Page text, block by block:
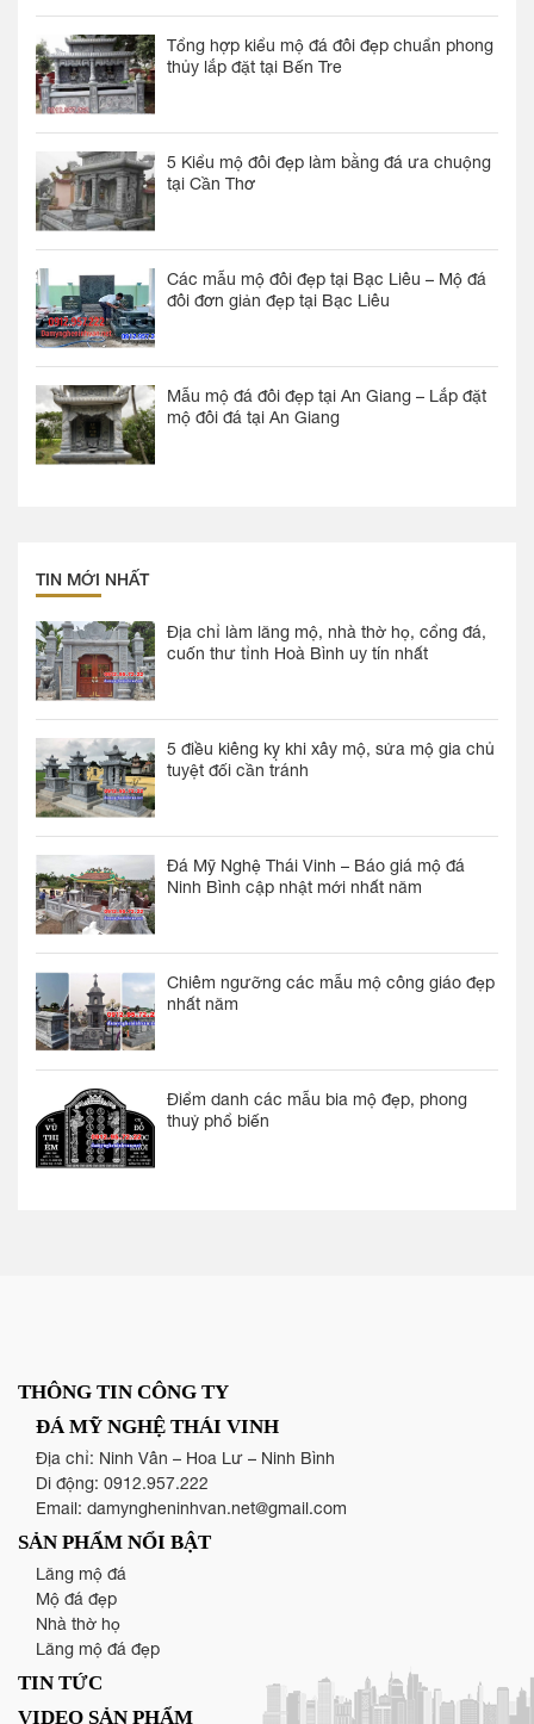
Tổng hợp kiểu mộ đá đôi đẹp chuẩn phong
thủy lắp đặt tại Bến Tre
5 Kiểu mộ đôi đẹp làm bằng đá ưa chuộng
tại Cần Thơ
Các mẫu mộ đôi đẹp tại Bạc Liêu – Mộ đá
đôi đơn giản đẹp tại Bạc Liêu
Mẫu mộ đá đôi đẹp tại An Giang – Lắp đặt
mộ đôi đá tại An Giang
TIN MỚI NHẤT
Địa chỉ làm lăng mộ, nhà thờ họ, cổng đá,
cuốn thư tỉnh Hoà Bình uy tín nhất
5 điều kiêng kỵ khi xây mộ, sửa mộ gia chủ
tuyệt đối cần tránh
Đá Mỹ Nghệ Thái Vinh – Báo giá mộ đá
Ninh Bình cập nhật mới nhất năm
Chiêm ngưỡng các mẫu mộ công giáo đẹp
nhất năm
Điểm danh các mẫu bia mộ đẹp, phong
thuỷ phổ biến
THÔNG TIN CÔNG TY
ĐÁ MỸ NGHỆ THÁI VINH
Địa chỉ: Ninh Vân – Hoa Lư – Ninh Bình
Di động: 0912.957.222
Email: damyngheninhvan.net@gmail.com
SẢN PHẨM NỔI BẬT
Lăng mộ đá
Mộ đá đẹp
Nhà thờ họ
Lăng mộ đá đẹp
TIN TỨC
VIDEO SẢN PHẨM